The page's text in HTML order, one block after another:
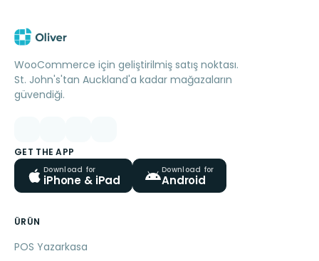
WooCommerce için geliştirilmiş satış noktası.
St. John's'tan Auckland'a kadar mağazaların
güvendiği.
GET THE APP
Download for
iPhone & iPad
Download for
Android
ÜRÜN
POS Yazarkasa